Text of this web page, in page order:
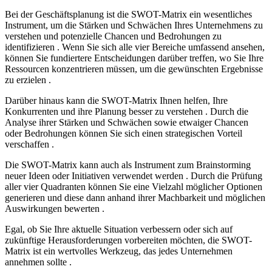
Bei der Geschäftsplanung ist die SWOT-Matrix ein wesentliches
Instrument, um die Stärken und Schwächen Ihres Unternehmens zu
verstehen und potenzielle Chancen und Bedrohungen zu
identifizieren . Wenn Sie sich alle vier Bereiche umfassend ansehen,
können Sie fundiertere Entscheidungen darüber treffen, wo Sie Ihre
Ressourcen konzentrieren müssen, um die gewünschten Ergebnisse
zu erzielen .
Darüber hinaus kann die SWOT-Matrix Ihnen helfen, Ihre
Konkurrenten und ihre Planung besser zu verstehen . Durch die
Analyse ihrer Stärken und Schwächen sowie etwaiger Chancen
oder Bedrohungen können Sie sich einen strategischen Vorteil
verschaffen .
Die SWOT-Matrix kann auch als Instrument zum Brainstorming
neuer Ideen oder Initiativen verwendet werden . Durch die Prüfung
aller vier Quadranten können Sie eine Vielzahl möglicher Optionen
generieren und diese dann anhand ihrer Machbarkeit und möglichen
Auswirkungen bewerten .
Egal, ob Sie Ihre aktuelle Situation verbessern oder sich auf
zukünftige Herausforderungen vorbereiten möchten, die SWOT-
Matrix ist ein wertvolles Werkzeug, das jedes Unternehmen
annehmen sollte .